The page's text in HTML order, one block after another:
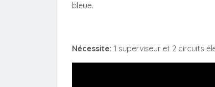
bleue.
Nécessite: 1 superviseur et 2 circuits